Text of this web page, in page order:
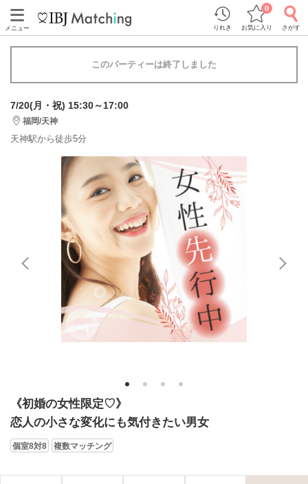
メニュー りれき お気に入り
0
さがす
このパーティーは終了しました
7/20(月・祝) 15:30～17:00
福岡/天神
天神駅から徒歩5分
1 2 3 4
《初婚の女性限定♡》
恋人の小さな変化にも気付きたい男女
個室8対8 複数マッチング